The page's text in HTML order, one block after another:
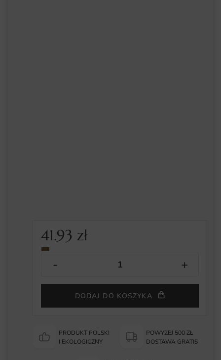
41.93zł
DODAJ DO KOSZYKA
PRODUKT POLSKI
I EKOLOGICZNY
POWYŻEJ 500 ZŁ
DOSTAWA GRATIS